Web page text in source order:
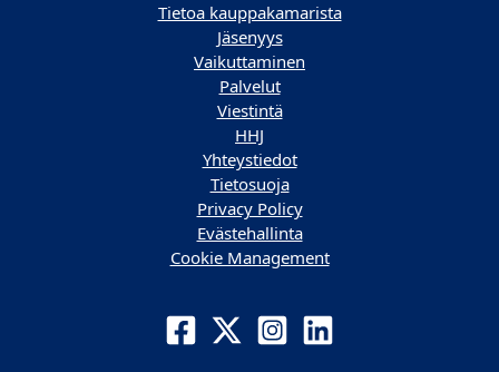
Tietoa kauppakamarista
Jäsenyys
Vaikuttaminen
Palvelut
Viestintä
HHJ
Yhteystiedot
Tietosuoja
Privacy Policy
Evästehallinta
Cookie Management